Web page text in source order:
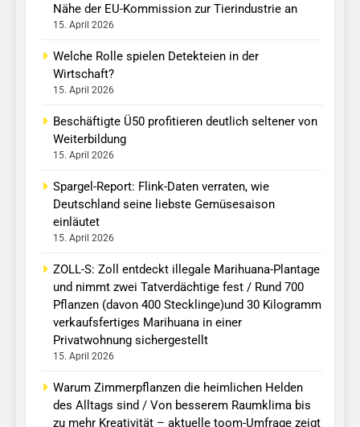
Nähe der EU-Kommission zur Tierindustrie an
15. April 2026
Welche Rolle spielen Detekteien in der
Wirtschaft?
15. April 2026
Beschäftigte Ü50 profitieren deutlich seltener von
Weiterbildung
15. April 2026
Spargel-Report: Flink-Daten verraten, wie
Deutschland seine liebste Gemüsesaison
einläutet
15. April 2026
ZOLL-S: Zoll entdeckt illegale Marihuana-Plantage
und nimmt zwei Tatverdächtige fest / Rund 700
Pflanzen (davon 400 Stecklinge)und 30 Kilogramm
verkaufsfertiges Marihuana in einer
Privatwohnung sichergestellt
15. April 2026
Warum Zimmerpflanzen die heimlichen Helden
des Alltags sind / Von besserem Raumklima bis
zu mehr Kreativität – aktuelle toom-Umfrage zeigt